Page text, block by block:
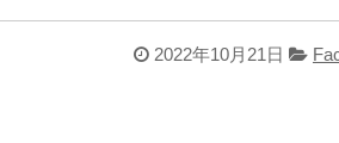
2022年10月21日